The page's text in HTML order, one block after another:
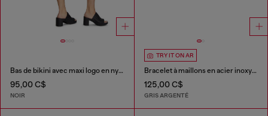
Bas de bikini avec maxi logo en nylon recyclé
95,00 C$
NOIR
TRY IT ON AR
Bracelet à maillons en acier inoxydable
125,00 C$
GRIS ARGENTÉ